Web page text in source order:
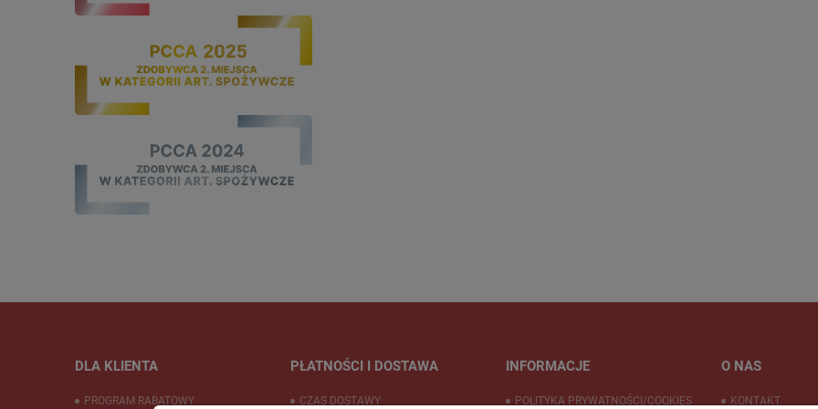
DLA KLIENTA
PROGRAM RABATOWY
PŁATNOŚCI I DOSTAWA
CZAS DOSTAWY
INFORMACJE
POLITYKA PRYWATNOŚCI/COOKIES
O NAS
KONTAKT